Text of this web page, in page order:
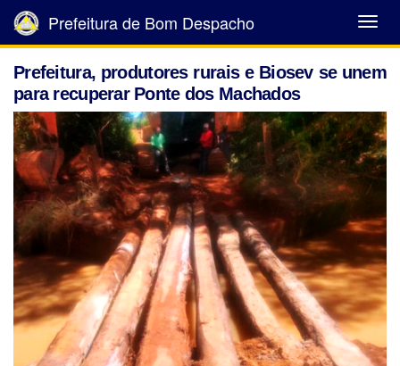
Abrir
Menu
Prefeitura de Bom Despacho
Prefeitura, produtores rurais e Biosev se unem
para recuperar Ponte dos Machados